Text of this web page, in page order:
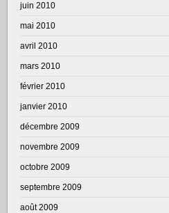
juin 2010
mai 2010
avril 2010
mars 2010
février 2010
janvier 2010
décembre 2009
novembre 2009
octobre 2009
septembre 2009
août 2009